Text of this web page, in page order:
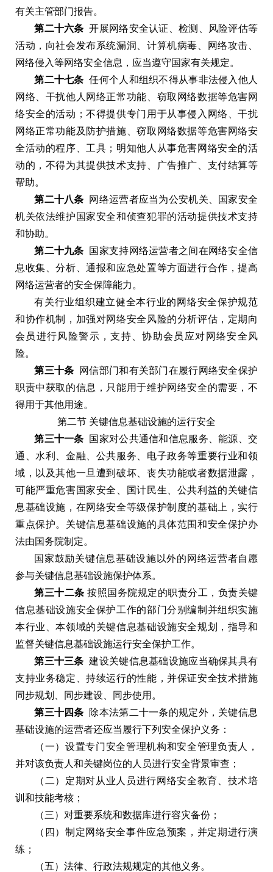
有关主管部门报告。
第二十六条 开展网络安全认证 检测
风险评估等
活动 ， 向社会发布系统漏洞 计算机病毒 网络攻击
网络侵入等网络安全信息 ， 应当遵守国家有关规定。
第二十七条 任何个人和组织不得从事非法侵入他人
网络
干扰他人网络正常功能
窃取网络数据等危害网
络安全的活动 ； 不得提供专门用于从事侵入网络 、干扰
网络正常功能及防护措施 、窃取网络数据等危害网络安
全活动的程序
工具 ； 明知他人从事危害网络安全的活
动的 ， 不得为其提供技术支持 广告推广
支付结算等
帮助。
第二十八条 网络运营者应当为公安机关
国家安全
机关依法维护国家安全和侦查犯罪的活动提供技术支持
和协助。
第二十九条 国家支持网络运营者之间在网络安全信
息收集 、分析 、通报和应急处置等方面进行合作 ，提高
网络运营者的安全保障能力 。
有关行业组织建立健全本行业的网络安全保护规范
和协作机制
， 加强对网络安全风险的分析评估 ， 定期向
会员进行风险警示 ，支持 、协助会员应对网络安全风
险。
第三十条 网信部门和有关部门在履行网络安全保护
职责中获取的信息 ， 只能用于维护网络安全的需要 ，不
得用于其他用途。
第二节 关键信息基础设施的运行安全
第三十一条 国家对公共通信和信息服务 、能源 、交
通
水利 、金融 公共服务
电子政务等重要行业和领
域 ， 以及其他一旦遭到破坏 丧失功能或者数据泄露 ，
可能严重危害国家安全
国计民生
公共利益的关键信
息基础设施 ， 在网络安全等级保护制度的基础上 ， 实行
重点保护。 关键信息基础设施的具体范围和安全保护办
法由国务院制定。
国家鼓励关键信息基础设施以外的网络运营者自愿
参与关键信息基础设施保护体系。
第三十二条 按照国务院规定的职责分工 ， 负责关键
信息基础设施安全保护工作的部门分别编制并组织实施
本行业
、本领域的关键信息基础设施安全规划 ， 指导和
监督关键信息基础设施运行安全保护工作。
第三十三条 建设关键信息基础设施应当确保其具有
支持业务稳定 、持续运行的性能 ，并保证安全技术措施
同步规划
同步建设 同步使用 。
第三十四条 除本法第二十一条的规定外， 关键信息
基础设施的运营者还应当履行下列安全保护义务 ：
（一）设置专门安全管理机构和安全管理负责人
，
并对该负责人和关键岗位的人员进行安全背景审查 ；
（ 二 ） 定期对从业人员进行网络安全教育
技术培
训和技能考核 ；
（三） 对重要系统和数据库进行容灾备份 ；
（ 四 ）制定网络安全事件应急预案 ， 并定期进行演
练 ；
（五） 法律 行政法规规定的其他义务。